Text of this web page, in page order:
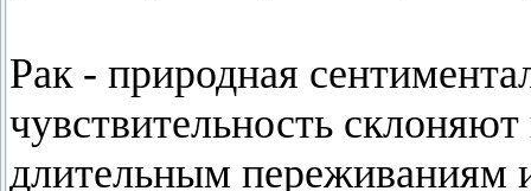
Рак - природная
чувствительность склоняют
длительным переживаниям